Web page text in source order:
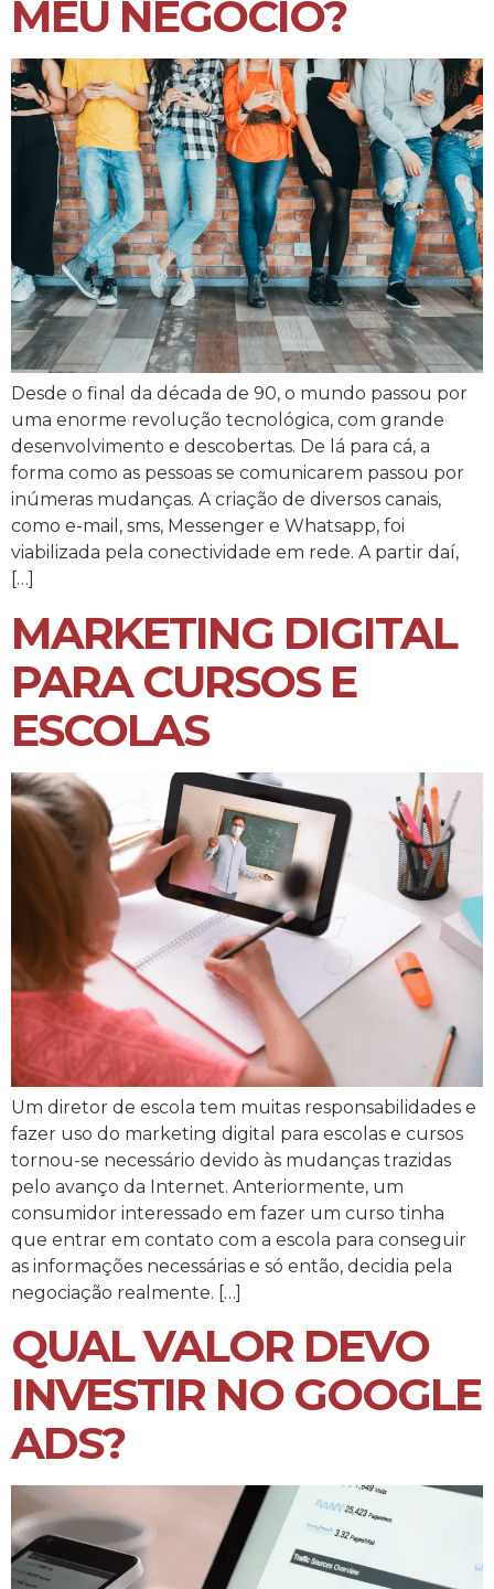
MEU NEGÓCIO?
Desde o final da década de 90, o mundo passou por
uma enorme revolução tecnológica, com grande
desenvolvimento e descobertas. De lá para cá, a
forma como as pessoas se comunicarem passou por
inúmeras mudanças. A criação de diversos canais,
como e-mail, sms, Messenger e Whatsapp, foi
viabilizada pela conectividade em rede. A partir daí,
[…]
MARKETING DIGITAL
PARA CURSOS E
ESCOLAS
Um diretor de escola tem muitas responsabilidades e
fazer uso do marketing digital para escolas e cursos
tornou-se necessário devido às mudanças trazidas
pelo avanço da Internet. Anteriormente, um
consumidor interessado em fazer um curso tinha
que entrar em contato com a escola para conseguir
as informações necessárias e só então, decidia pela
negociação realmente. […]
QUAL VALOR DEVO
INVESTIR NO GOOGLE
ADS?